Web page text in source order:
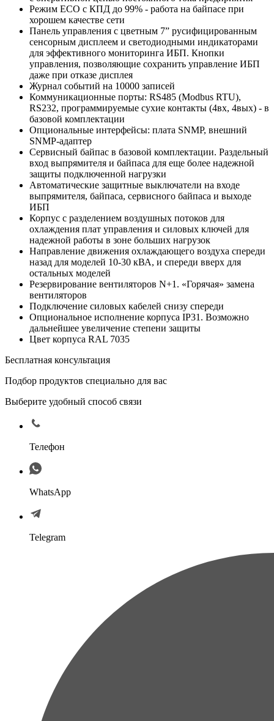
Режим ECO с КПД до 99% - работа на байпасе при
хорошем качестве сети
Панель управления с цветным 7” русифицированным
сенсорным дисплеем и светодиодными индикаторами
для эффективного мониторинга ИБП. Кнопки
управления, позволяющие сохранить управление ИБП
даже при отказе дисплея
Журнал событий на 10000 записей
Коммуникационные порты: RS485 (Modbus RTU),
RS232, программируемые сухие контакты (4вх, 4вых) - в
базовой комплектации
Опциональные интерфейсы: плата SNMP, внешний
SNMP-адаптер
Сервисный байпас в базовой комплектации. Раздельный
вход выпрямителя и байпаса для еще более надежной
защиты подключенной нагрузки
Автоматические защитные выключатели на входе
выпрямителя, байпаса, сервисного байпаса и выходе
ИБП
Корпус с разделением воздушных потоков для
охлаждения плат управления и силовых ключей для
надежной работы в зоне больших нагрузок
Направление движения охлаждающего воздуха спереди
назад для моделей 10-30 кВА, и спереди вверх для
остальных моделей
Резервирование вентиляторов N+1. «Горячая» замена
вентиляторов
Подключение силовых кабелей снизу спереди
Опциональное исполнение корпуса IP31. Возможно
дальнейшее увеличение степени защиты
Цвет корпуса RAL 7035
Бесплатная консультация
Подбор продуктов специально для вас
Выберите удобный способ связи
Телефон
WhatsApp
Telegram